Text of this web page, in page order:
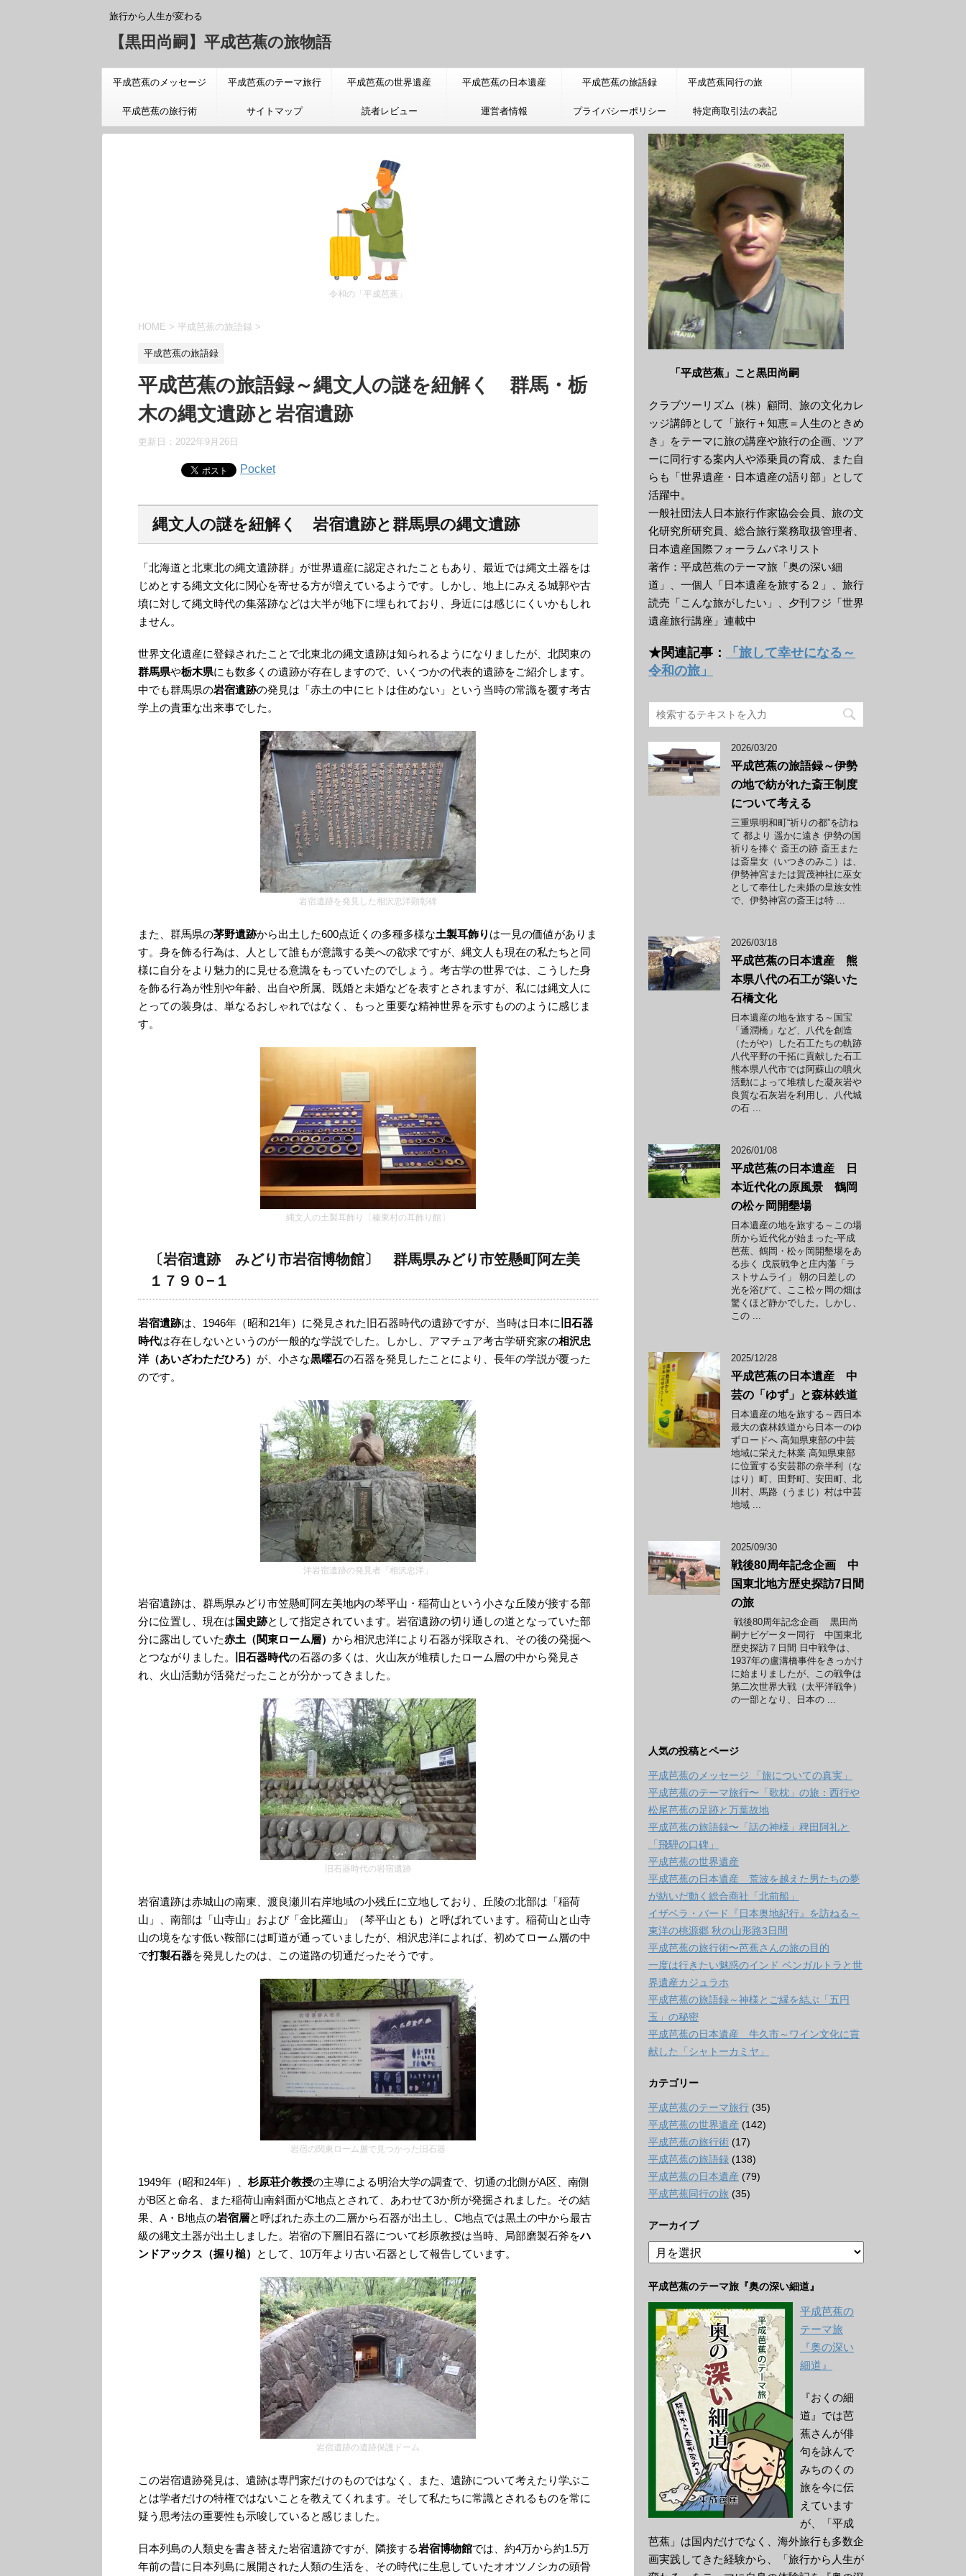
旅行から人生が変わる
【黒田尚嗣】平成芭蕉の旅物語
平成芭蕉のメッセージ
「旅についての真実」
平成芭蕉のテーマ旅行 平成芭蕉の世界遺産 平成芭蕉の日本遺産 平成芭蕉の旅語録 平成芭蕉同行の旅
平成芭蕉の旅行術 サイトマップ 読者レビュー 運営者情報 プライバシーポリシー 特定商取引法の表記
令和の「平成芭蕉」
HOME > 平成芭蕉の旅語録 >
平成芭蕉の旅語録
平成芭蕉の旅語録～縄文人の謎を紐解く 群馬・栃
木の縄文遺跡と岩宿遺跡
更新日： 2022年9月26日
Pocket
縄文人の謎を紐解く 岩宿遺跡と群馬県の縄文遺跡
「北海道と北東北の縄文遺跡群」が世界遺産に認定されたこともあり、最近では縄文土器をは
じめとする縄文文化に関心を寄せる方が増えているようです。しかし、地上にみえる城郭や古
墳に対して縄文時代の集落跡などは大半が地下に埋もれており、身近には感じにくいかもしれ
ません。
世界文化遺産に登録されたことで北東北の縄文遺跡は知られるようになりましたが、北関東の
群馬県や栃木県にも数多くの遺跡が存在しますので、いくつかの代表的遺跡をご紹介します。
中でも群馬県の岩宿遺跡の発見は「赤土の中にヒトは住めない」という当時の常識を覆す考古
学上の貴重な出来事でした。
岩宿遺跡を発見した相沢忠洋顕彰碑
また、群馬県の茅野遺跡から出土した600点近くの多種多様な土製耳飾り は一見の価値がありま
す。身を飾る行為は、人として誰もが意識する美への欲求ですが、縄文人も現在の私たちと同
様に自分をより魅力的に見せる意識をもっていたのでしょう。考古学の世界では、こうした身
を飾る行為が性別や年齢、出自や所属、既婚と未婚などを表すとされますが、私には縄文人に
とっての装身は、単なるおしゃれではなく、もっと重要な精神世界を示すもののように感じま
す。
縄文人の土製耳飾り〔榛東村の耳飾り館〕
〔岩宿遺跡 みどり市岩宿博物館〕 群馬県みどり市笠懸町阿左美
１７９０−１
岩宿遺跡は、1946年（昭和21年）に発見された旧石器時代の遺跡ですが、当時は日本に 旧石器
時代は存在しないというのが一般的な学説でした。しかし、アマチュア考古学研究家の相沢忠
洋（あいざわただひろ） が、小さな黒曜石の石器を発見したことにより、長年の学説が覆った
のです。
洋岩宿遺跡の発見者「相沢忠洋」
岩宿遺跡は、群馬県みどり市笠懸町阿左美地内の琴平山・稲荷山という小さな丘陵が接する部
分に位置し、現在は国史跡として指定されています。岩宿遺跡の切り通しの道となっていた部
分に露出していた赤土（関東ローム層） から相沢忠洋により石器が採取され、その後の発掘へ
とつながりました。
旧石器時代の石器の多くは、火山灰が堆積したローム層の中から発見さ
れ、火山活動が活発だったことが分かってきました。
旧石器時代の岩宿遺跡
岩宿遺跡は赤城山の南東、渡良瀬川右岸地域の小残丘に立地しており、丘陵の北部は「稲荷
山」、南部は「山寺山」および「金比羅山」（琴平山とも）と呼ばれています。稲荷山と山寺
山の境をなす低い鞍部には町道が通っていましたが、相沢忠洋によれば、初めてローム層の中
で打製石器を発見したのは、この道路の切通だったそうです。
岩宿の関東ローム層で見つかった旧石器
1949年（昭和24年）、 杉原荘介教授の主導による明治大学の調査で、切通の北側がA区、南側
がB区と命名、また稲荷山南斜面がC地点とされて、あわせて3か所が発掘されました。その結
果、A・B地点の岩宿層と呼ばれた赤土の二層から石器が出土し、C地点では黒土の中から最古
級の縄文土器が出土しました。岩宿の下層旧石器について杉原教授は当時、局部磨製石斧をハ
ンドアックス（握り槌）
として、10万年より古い石器として報告しています。
岩宿遺跡の遺跡保護ドーム
この岩宿遺跡発見は、遺跡は専門家だけのものではなく、また、遺跡について考えたり学ぶこ
とは学者だけの特権ではないことを教えてくれます。そして私たちに常識とされるものを常に
疑う思考法の重要性も示唆していると感じました。
日本列島の人類史を書き替えた岩宿遺跡ですが、隣接する岩宿博物館では、約4万から約1.5万
年前の昔に日本列島に展開された人類の生活を、その時代に生息していたオオツノシカの頭骨
「平成芭蕉」こと黒田尚嗣
クラブツーリズム（株）顧問、旅の文化カレ
ッジ講師として「旅行＋知恵＝人生のときめ
き」をテーマに旅の講座や旅行の企画、ツア
ーに同行する案内人や添乗員の育成、また自
らも「世界遺産・日本遺産の語り部」として
活躍中。
一般社団法人日本旅行作家協会会員、旅の文
化研究所研究員、総合旅行業務取扱管理者、
日本遺産国際フォーラムパネリスト
著作：平成芭蕉のテーマ旅「奥の深い細
道」、一個人「日本遺産を旅する２」、旅行
読売「こんな旅がしたい」、夕刊フジ「世界
遺産旅行講座」連載中
★関連記事：
「旅して幸せになる～
令和の旅」
2026/03/20
平成芭蕉の旅語録～伊勢
の地で紡がれた斎王制度
について考える
三重県明和町“祈りの都”を訪ね
て 都より 遥かに遠き 伊勢の国
祈りを捧ぐ 斎王の跡 斎王また
は斎皇女（いつきのみこ）は、
伊勢神宮または賀茂神社に巫女
として奉仕した未婚の皇族女性
で、伊勢神宮の斎王は特 ...
2026/03/18
平成芭蕉の日本遺産 熊
本県八代の石工が築いた
石橋文化
日本遺産の地を旅する～国宝
「通潤橋」など、八代を創造
（たがや）した石工たちの軌跡
八代平野の干拓に貢献した石工
熊本県八代市では阿蘇山の噴火
活動によって堆積した凝灰岩や
良質な石灰岩を利用し、八代城
の石 ...
2026/01/08
平成芭蕉の日本遺産 日
本近代化の原風景 鶴岡
の松ヶ岡開墾場
日本遺産の地を旅する～この場
所から近代化が始まった-平成
芭蕉、鶴岡・松ヶ岡開墾場をあ
る歩く 戊辰戦争と庄内藩「ラ
ストサムライ」 朝の日差しの
光を浴びて、ここ松ヶ岡の畑は
驚くほど静かでした。しかし、
この ...
2025/12/28
平成芭蕉の日本遺産 中
芸の「ゆず」と森林鉄道
日本遺産の地を旅する～西日本
最大の森林鉄道から日本一のゆ
ずロードへ 高知県東部の中芸
地域に栄えた林業 高知県東部
に位置する安芸郡の奈半利（な
はり）町、田野町、安田町、北
川村、馬路（うまじ）村は中芸
地域 ...
2025/09/30
戦後80周年記念企画 中
国東北地方歴史探訪7日間
の旅
戦後80周年記念企画 黒田尚
嗣ナビゲーター同行 中国東北
歴史探訪７日間 日中戦争は、
1937年の盧溝橋事件をきっかけ
に始まりましたが、この戦争は
第二次世界大戦（太平洋戦争）
の一部となり、日本の ...
人気の投稿とページ
平成芭蕉のメッセージ 「旅についての真実」
平成芭蕉のテーマ旅行〜「歌枕」の旅：西行や
松尾芭蕉の足跡と万葉故地
平成芭蕉の旅語録〜「話の神様」稗田阿礼と
「飛騨の口碑」
平成芭蕉の世界遺産
平成芭蕉の日本遺産 荒波を越えた男たちの夢
が紡いだ動く総合商社「北前船」
イザベラ・バード『日本奥地紀行』を訪ねる～
東洋の桃源郷 秋の山形路3日間
平成芭蕉の旅行術〜芭蕉さんの旅の目的
一度は行きたい魅惑のインド ベンガルトラと世
界遺産カジュラホ
平成芭蕉の旅語録～神様とご縁を結ぶ「五円
玉」の秘密
平成芭蕉の日本遺産 牛久市～ワイン文化に貢
献した「シャトーカミヤ」
カテゴリー
平成芭蕉のテーマ旅行 (35)
平成芭蕉の世界遺産 (142)
平成芭蕉の旅行術 (17)
平成芭蕉の旅語録 (138)
平成芭蕉の日本遺産 (79)
平成芭蕉同行の旅 (35)
アーカイブ
ア
ー
イ
ブ
平成芭蕉のテーマ旅『奥の深い細道』
平成芭蕉の
テーマ旅
『奥の深い
細道』
『おくの細
道』では芭
蕉さんが俳
句を詠んで
みちのくの
旅を今に伝
えています
が、「平成
芭蕉」は国内だけでなく、海外旅行も多数企
画実践してきた経験から、「旅行から人生が